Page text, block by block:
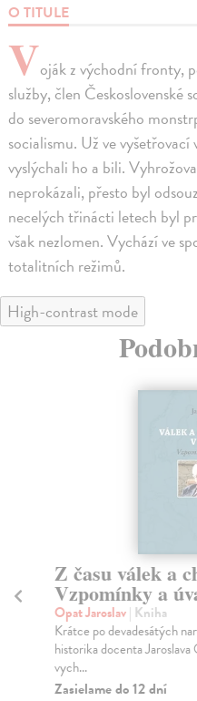
O TITULE
Voják z východní fronty,
služby, člen Československé
do severomoravského
socialismu. Už ve
vyslýchali ho a bili.
neprokázali, přesto byl
necelých třinácti letech byl
však nezlomen. Vychází ve
totalitních režimů.
High-contrast mode
Z času válek a
Vzpomínky a
Opat Jaroslav| Kniha
Krátce po devadesátých
historika docenta
vych...
Zasielame do 12 dní